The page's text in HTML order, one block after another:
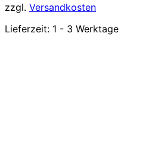
zzgl. Versandkosten
Lieferzeit: 1 - 3 Werktage